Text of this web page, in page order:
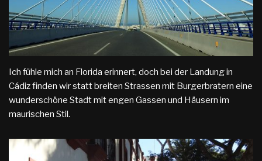
Ich fühle mich an Florida erinnert, doch bei der Landung in
Cádiz finden wir statt breiten Strassen mit Burgerbratern eine
wunderschöne Stadt mit engen Gassen und Häusern im
maurischen Stil.